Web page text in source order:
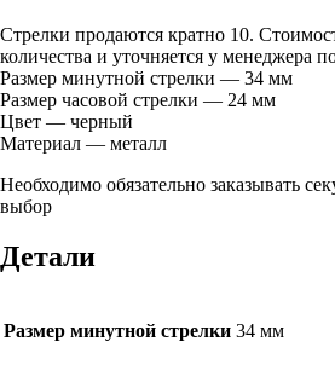
Стрелки продаются кратно 10.
количества и уточняется у менеджера
Размер минутной стрелки — 34 мм
Размер часовой стрелки — 24 мм
Цвет — черный
Материал — металл
Необходимо обязательно заказывать
выбор
Детали
Размер минутной стрелки 34 мм